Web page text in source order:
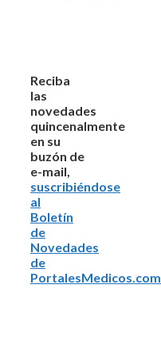
Reciba
las
novedades
quincenalmente
en su
buzón de
e-mail,
suscribiéndose
al
Boletín
de
Novedades
de
PortalesMedicos.com